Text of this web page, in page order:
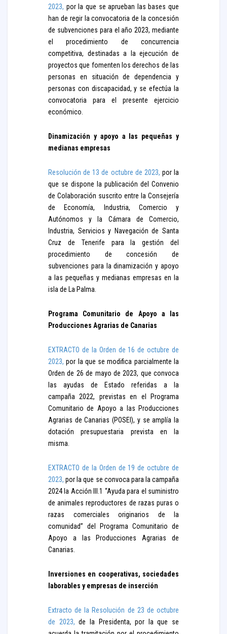
2023, por la que se aprueban las bases que
han de regir la convocatoria de la concesión
de subvenciones para el año 2023, mediante
el procedimiento de concurrencia
competitiva, destinadas a la ejecución de
proyectos que fomenten los derechos de las
personas en situación de dependencia y
personas con discapacidad, y se efectúa la
convocatoria para el presente ejercicio
económico.
Dinamización y apoyo a las pequeñas y
medianas empresas
Resolución de 13 de octubre de 2023, por la
que se dispone la publicación del Convenio
de Colaboración suscrito entre la Consejería
de Economía, Industria, Comercio y
Autónomos y la Cámara de Comercio,
Industria, Servicios y Navegación de Santa
Cruz de Tenerife para la gestión del
procedimiento de concesión de
subvenciones para la dinamización y apoyo
a las pequeñas y medianas empresas en la
isla de La Palma.
Programa Comunitario de Apoyo a las
Producciones Agrarias de Canarias
EXTRACTO de la Orden de 16 de octubre de
2023, por la que se modifica parcialmente la
Orden de 26 de mayo de 2023, que convoca
las ayudas de Estado referidas a la
campaña 2022, previstas en el Programa
Comunitario de Apoyo a las Producciones
Agrarias de Canarias (POSEI), y se amplía la
dotación presupuestaria prevista en la
misma.
EXTRACTO de la Orden de 19 de octubre de
2023, por la que se convoca para la campaña
2024 la Acción III.1 “Ayuda para el suministro
de animales reproductores de razas puras o
razas comerciales originarios de la
comunidad” del Programa Comunitario de
Apoyo a las Producciones Agrarias de
Canarias.
Inversiones en cooperativas, sociedades
laborables y empresas de inserción
Extracto de la Resolución de 23 de octubre
de 2023, de la Presidenta, por la que se